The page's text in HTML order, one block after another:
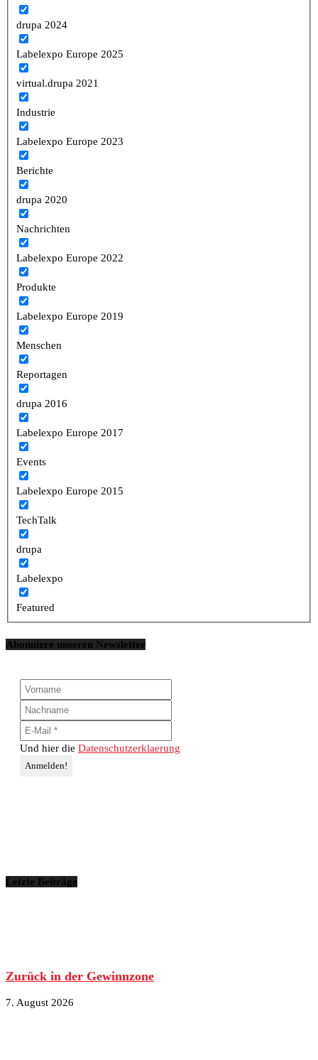
drupa 2024
Labelexpo Europe 2025
virtual.drupa 2021
Industrie
Labelexpo Europe 2023
Berichte
drupa 2020
Nachrichten
Labelexpo Europe 2022
Produkte
Labelexpo Europe 2019
Menschen
Reportagen
drupa 2016
Labelexpo Europe 2017
Events
Labelexpo Europe 2015
TechTalk
drupa
Labelexpo
Featured
Abonniere unseren Newsletter
Und hier die Datenschutzerklaerung
Letzte Beiträge
Zurück in der Gewinnzone
7. August 2026